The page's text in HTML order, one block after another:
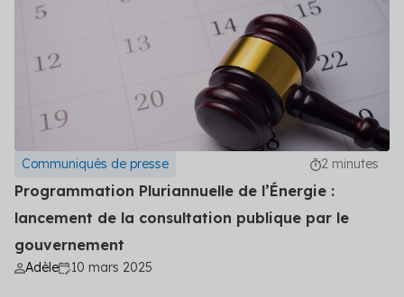
Communiqués de presse 2 minutes
Programmation Pluriannuelle de l’Énergie :
lancement de la consultation publique par le
gouvernement
Adèle 10 mars 2025